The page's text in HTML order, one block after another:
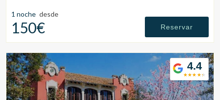
1 noche desde
150€ Reservar
4.4